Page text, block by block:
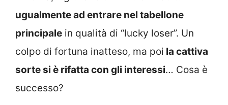
ugualmente ad entrare nel tabellone
principale in qualità di “lucky loser”. Un
colpo di fortuna inatteso, ma poi la cattiva
sorte si è rifatta con gli interessi… Cosa è
successo?